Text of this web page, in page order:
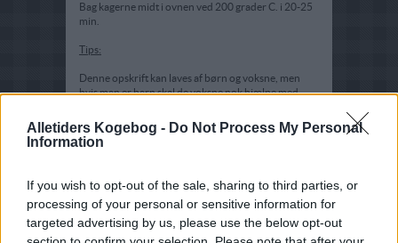
Alletiders Kogebog - Do Not Process My Personal
Information
If you wish to opt-out of the sale, sharing to third parties, or
processing of your personal or sensitive information for
targeted advertising by us, please use the below opt-out
Bag kagerne midt i ovnen ved 200 grader C. i 20-25
min.
Tips:
Denne opskrift kan laves af børn og voksne, men
hvis man er barn skal de voksne nok hjælpe med
hjemme. Lavet af kristina 12 år